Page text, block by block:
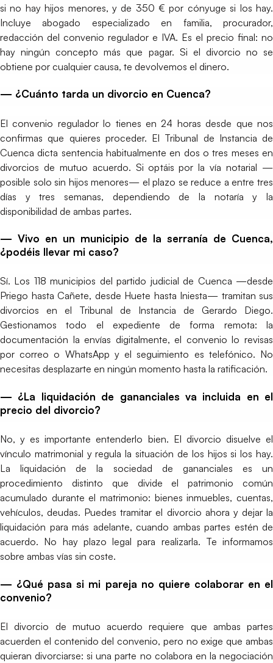
si no hay hijos menores, y de 350 € por cónyuge si los hay.
Incluye abogado especializado en familia, procurador,
redacción del convenio regulador e IVA. Es el precio final: no
hay ningún concepto más que pagar. Si el divorcio no se
obtiene por cualquier causa, te devolvemos el dinero.
— ¿Cuánto tarda un divorcio en Cuenca?
El convenio regulador lo tienes en 24 horas desde que nos
confirmas que quieres proceder. El Tribunal de Instancia de
Cuenca dicta sentencia habitualmente en dos o tres meses en
divorcios de mutuo acuerdo. Si optáis por la vía notarial —
posible solo sin hijos menores— el plazo se reduce a entre tres
días y tres semanas, dependiendo de la notaría y la
disponibilidad de ambas partes.
— Vivo en un municipio de la serranía de Cuenca,
¿podéis llevar mi caso?
Sí. Los 118 municipios del partido judicial de Cuenca —desde
Priego hasta Cañete, desde Huete hasta Iniesta— tramitan sus
divorcios en el Tribunal de Instancia de Gerardo Diego.
Gestionamos todo el expediente de forma remota: la
documentación la envías digitalmente, el convenio lo revisas
por correo o WhatsApp y el seguimiento es telefónico. No
necesitas desplazarte en ningún momento hasta la ratificación.
— ¿La liquidación de gananciales va incluida en el
precio del divorcio?
No, y es importante entenderlo bien. El divorcio disuelve el
vínculo matrimonial y regula la situación de los hijos si los hay.
La liquidación de la sociedad de gananciales es un
procedimiento distinto que divide el patrimonio común
acumulado durante el matrimonio: bienes inmuebles, cuentas,
vehículos, deudas. Puedes tramitar el divorcio ahora y dejar la
liquidación para más adelante, cuando ambas partes estén de
acuerdo. No hay plazo legal para realizarla. Te informamos
sobre ambas vías sin coste.
— ¿Qué pasa si mi pareja no quiere colaborar en el
convenio?
El divorcio de mutuo acuerdo requiere que ambas partes
acuerden el contenido del convenio, pero no exige que ambas
quieran divorciarse: si una parte no colabora en la negociación